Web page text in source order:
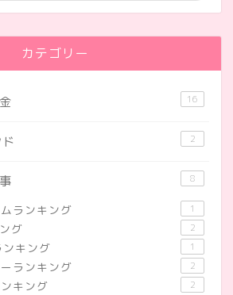
カテゴリー
16
2
8
ランキング 1
グ 2
ンキング 1
ランキング 2
キング 2